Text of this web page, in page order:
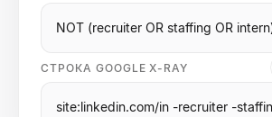
NOT (recruiter OR staffing OR
СТРОКА GOOGLE X-RAY
site:linkedin.com/in -recruiter -